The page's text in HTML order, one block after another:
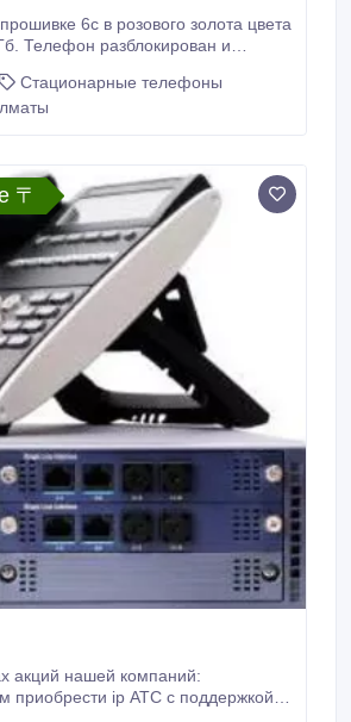
6с в розового золота цвета
Телефон разблокирован и
в запечатанной коробке
Стационарные телефоны
〒
приобрести ip АТС с поддержкой